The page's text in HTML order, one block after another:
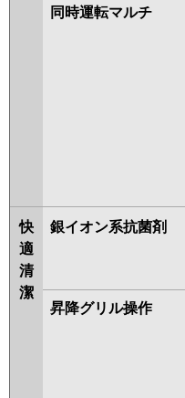
同時運転マルチ
快
適
清
潔
銀イオン系抗菌剤
昇降グリル操作